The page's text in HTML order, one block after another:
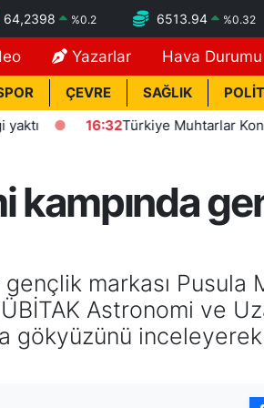
64,2398 %0.2 6513.94 %0.32
Yazarlar Hava Durumu
ÇEVRE SAĞLIK
16:32 Türkiye Muhtarlar
kampında
markası Pusula
Astronomi ve